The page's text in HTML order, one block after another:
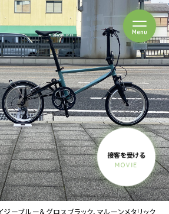
カゴヤ
Menuを開閉
接客を受ける
MOVIE
ジーブルー＆グロスブラック、マルーンメタリック